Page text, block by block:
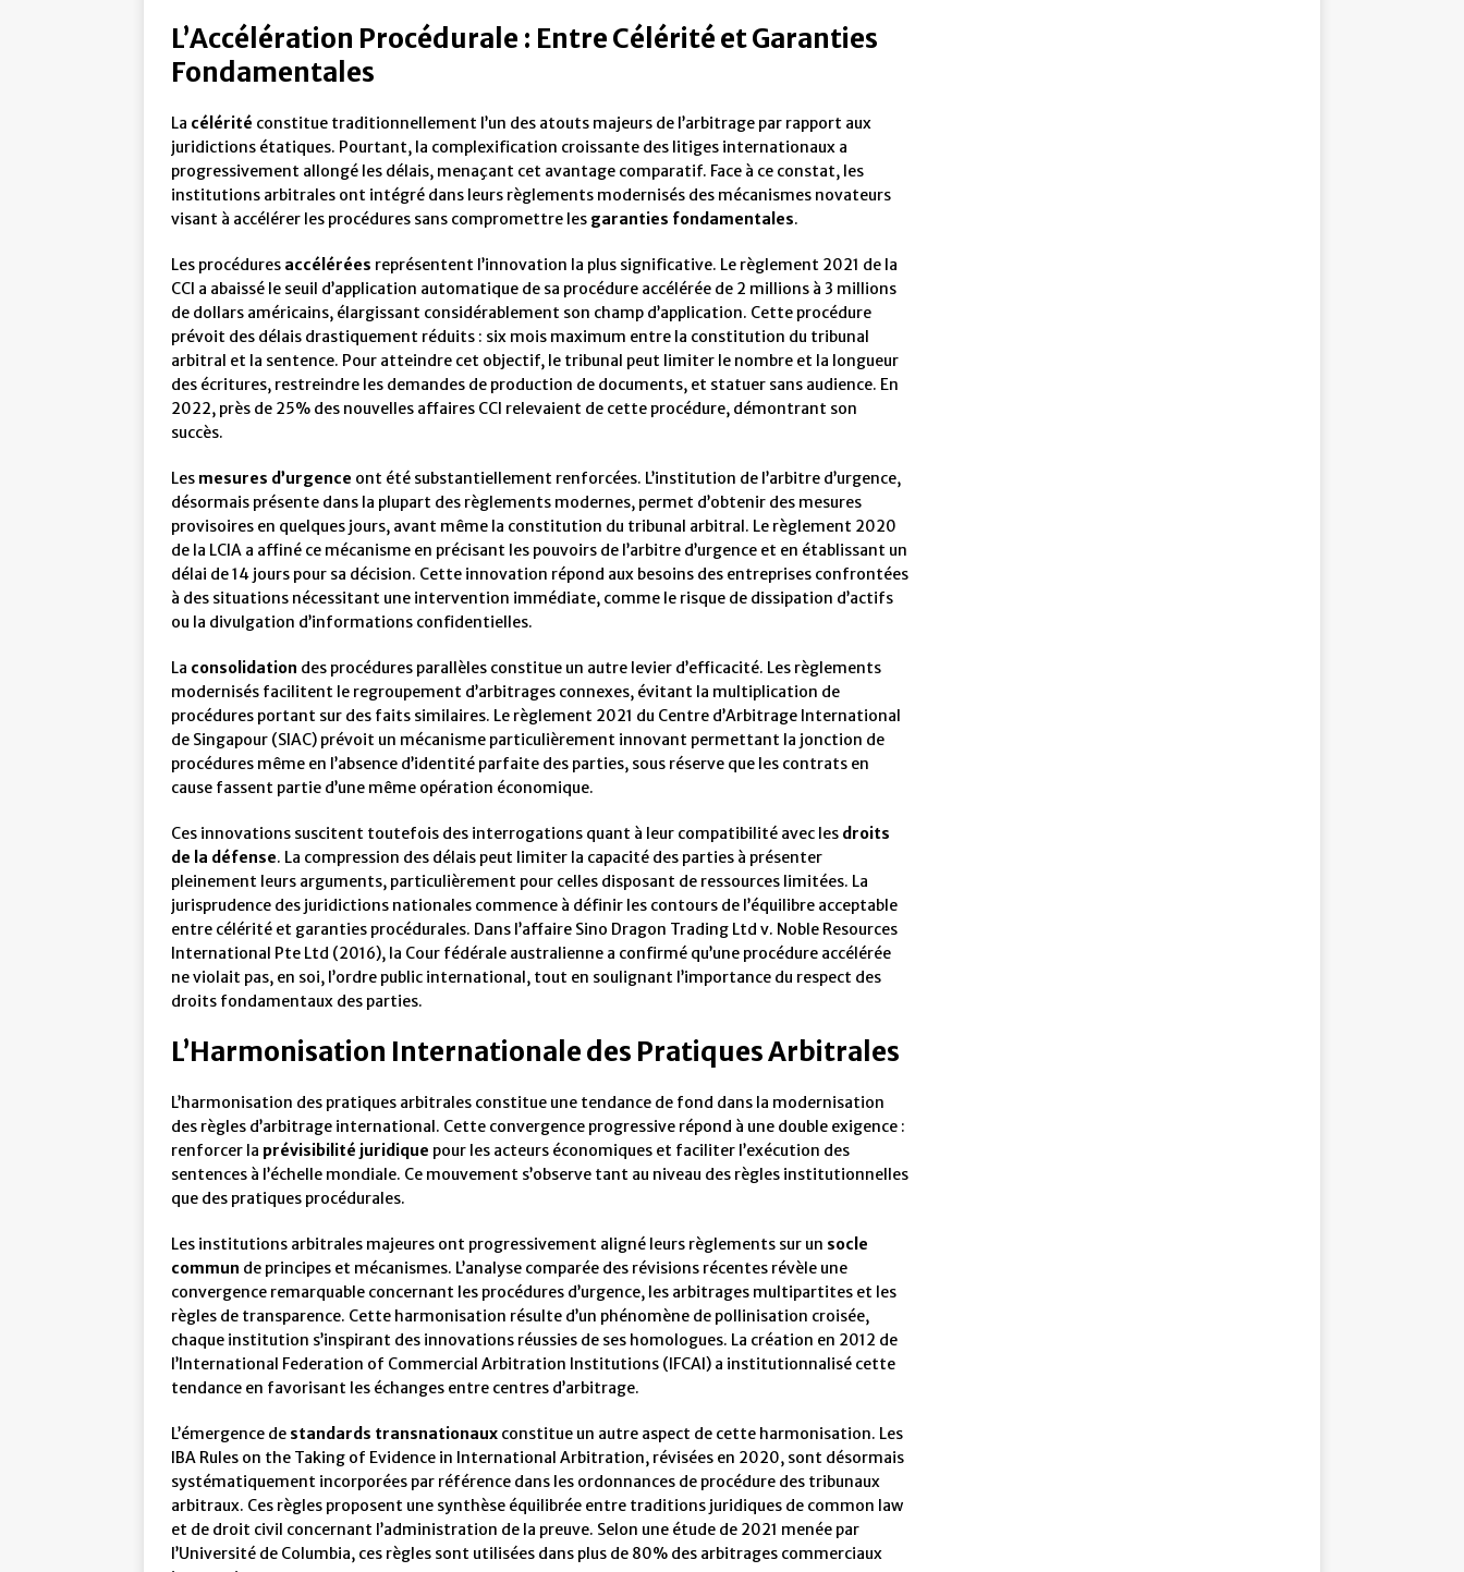
L’Accélération Procédurale : Entre Célérité et Garanties
Fondamentales
La célérité constitue traditionnellement l’un des atouts majeurs de l’arbitrage par rapport aux
juridictions étatiques. Pourtant, la complexification croissante des litiges internationaux a
progressivement allongé les délais, menaçant cet avantage comparatif. Face à ce constat, les
institutions arbitrales ont intégré dans leurs règlements modernisés des mécanismes novateurs
visant à accélérer les procédures sans compromettre les garanties fondamentales.
Les procédures accélérées représentent l’innovation la plus significative. Le règlement 2021 de la
CCI a abaissé le seuil d’application automatique de sa procédure accélérée de 2 millions à 3 millions
de dollars américains, élargissant considérablement son champ d’application. Cette procédure
prévoit des délais drastiquement réduits : six mois maximum entre la constitution du tribunal
arbitral et la sentence. Pour atteindre cet objectif, le tribunal peut limiter le nombre et la longueur
des écritures, restreindre les demandes de production de documents, et statuer sans audience. En
2022, près de 25% des nouvelles affaires CCI relevaient de cette procédure, démontrant son
succès.
Les mesures d’urgence ont été substantiellement renforcées. L’institution de l’arbitre d’urgence,
désormais présente dans la plupart des règlements modernes, permet d’obtenir des mesures
provisoires en quelques jours, avant même la constitution du tribunal arbitral. Le règlement 2020
de la LCIA a affiné ce mécanisme en précisant les pouvoirs de l’arbitre d’urgence et en établissant un
délai de 14 jours pour sa décision. Cette innovation répond aux besoins des entreprises confrontées
à des situations nécessitant une intervention immédiate, comme le risque de dissipation d’actifs
ou la divulgation d’informations confidentielles.
La consolidation des procédures parallèles constitue un autre levier d’efficacité. Les règlements
modernisés facilitent le regroupement d’arbitrages connexes, évitant la multiplication de
procédures portant sur des faits similaires. Le règlement 2021 du Centre d’Arbitrage International
de Singapour (SIAC) prévoit un mécanisme particulièrement innovant permettant la jonction de
procédures même en l’absence d’identité parfaite des parties, sous réserve que les contrats en
cause fassent partie d’une même opération économique.
Ces innovations suscitent toutefois des interrogations quant à leur compatibilité avec les droits
de la défense. La compression des délais peut limiter la capacité des parties à présenter
pleinement leurs arguments, particulièrement pour celles disposant de ressources limitées. La
jurisprudence des juridictions nationales commence à définir les contours de l’équilibre acceptable
entre célérité et garanties procédurales. Dans l’affaire Sino Dragon Trading Ltd v. Noble Resources
International Pte Ltd (2016), la Cour fédérale australienne a confirmé qu’une procédure accélérée
ne violait pas, en soi, l’ordre public international, tout en soulignant l’importance du respect des
droits fondamentaux des parties.
L’Harmonisation Internationale des Pratiques Arbitrales
L’harmonisation des pratiques arbitrales constitue une tendance de fond dans la modernisation
des règles d’arbitrage international. Cette convergence progressive répond à une double exigence :
renforcer la prévisibilité juridique pour les acteurs économiques et faciliter l’exécution des
sentences à l’échelle mondiale. Ce mouvement s’observe tant au niveau des règles institutionnelles
que des pratiques procédurales.
Les institutions arbitrales majeures ont progressivement aligné leurs règlements sur un socle
commun de principes et mécanismes. L’analyse comparée des révisions récentes révèle une
convergence remarquable concernant les procédures d’urgence, les arbitrages multipartites et les
règles de transparence. Cette harmonisation résulte d’un phénomène de pollinisation croisée,
chaque institution s’inspirant des innovations réussies de ses homologues. La création en 2012 de
l’International Federation of Commercial Arbitration Institutions (IFCAI) a institutionnalisé cette
tendance en favorisant les échanges entre centres d’arbitrage.
L’émergence de standards transnationaux constitue un autre aspect de cette harmonisation. Les
IBA Rules on the Taking of Evidence in International Arbitration, révisées en 2020, sont désormais
systématiquement incorporées par référence dans les ordonnances de procédure des tribunaux
arbitraux. Ces règles proposent une synthèse équilibrée entre traditions juridiques de common law
et de droit civil concernant l’administration de la preuve. Selon une étude de 2021 menée par
l’Université de Columbia, ces règles sont utilisées dans plus de 80% des arbitrages commerciaux